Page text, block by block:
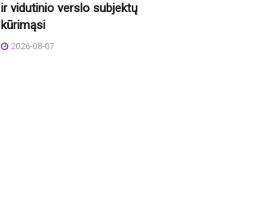
ir vidutinio verslo subjektų
kūrimąsi
2026-08-07